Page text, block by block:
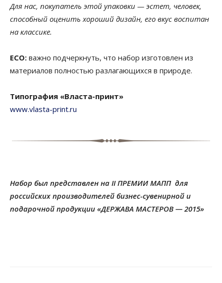
Для нас, покупатель этой упаковки — эстет, человек,
способный оценить хороший дизайн, его вкус воспитан
на классике.
ECO: важно подчеркнуть, что набор изготовлен из
материалов полностью разлагающихся в природе.
Типография «Власта-принт»
www.vlasta-print.ru
Набор был представлен на IIПРЕМИИ МАПП для
российских производителей бизнес-сувенирной и
подарочной продукции «ДЕРЖАВА МАСТЕРОВ — 2015»